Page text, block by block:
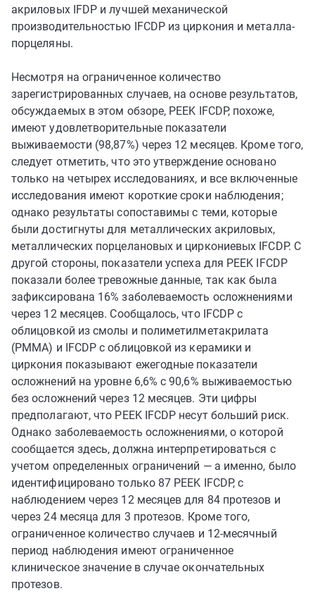
акриловых IFDP и лучшей механической
производительностью IFCDP из циркония и металла-
порцеляны.
Несмотря на ограниченное количество
зарегистрированных случаев, на основе результатов,
обсуждаемых в этом обзоре, PEEK IFCDP, похоже,
имеют удовлетворительные показатели
выживаемости (98,87%) через 12 месяцев. Кроме того,
следует отметить, что это утверждение основано
только на четырех исследованиях, и все включенные
исследования имеют короткие сроки наблюдения;
однако результаты сопоставимы с теми, которые
были достигнуты для металлических акриловых,
металлических порцелановых и циркониевых IFCDP. С
другой стороны, показатели успеха для PEEK IFCDP
показали более тревожные данные, так как была
зафиксирована 16% заболеваемость осложнениями
через 12 месяцев. Сообщалось, что IFCDP с
облицовкой из смолы и полиметилметакрилата
(PMMA) и IFCDP с облицовкой из керамики и
циркония показывают ежегодные показатели
осложнений на уровне 6,6% с 90,6% выживаемостью
без осложнений через 12 месяцев. Эти цифры
предполагают, что PEEK IFCDP несут больший риск.
Однако заболеваемость осложнениями, о которой
сообщается здесь, должна интерпретироваться с
учетом определенных ограничений — а именно, было
идентифицировано только 87 PEEK IFCDP, с
наблюдением через 12 месяцев для 84 протезов и
через 24 месяца для 3 протезов. Кроме того,
ограниченное количество случаев и 12-месячный
период наблюдения имеют ограниченное
клиническое значение в случае окончательных
протезов.